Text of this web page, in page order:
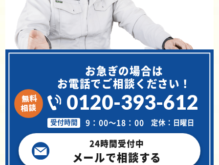
お急ぎの場合は
お電話でご相談ください！
0120-393-612
受付時間 9：00～18：00 定休：日曜日
24時間受付中
メールで相談する